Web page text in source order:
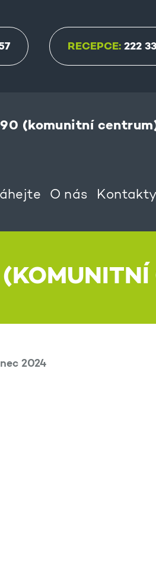
RECEPCE: 222
90 (komunitní
O nás Kontakty
2024